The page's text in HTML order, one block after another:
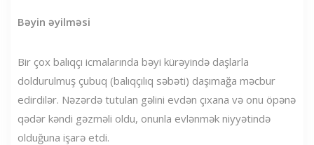
Bəyin əyilməsi
Bir çox balıqçı icmalarında bəyi kürəyində daşlarla
doldurulmuş çubuq (balıqçılıq səbəti) daşımağa məcbur
edirdilər. Nəzərdə tutulan gəlini evdən çıxana və onu öpənə
qədər kəndi gəzməli oldu, onunla evlənmək niyyətində
olduğuna işarə etdi.